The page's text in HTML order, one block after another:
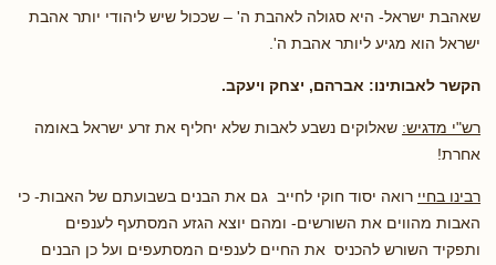
שאהבת ישראל- היא סגולה לאהבת ה' – שככול שיש ליהודי יותר אהבת
ישראל הוא מגיע ליותר אהבת ה'.
הקשר לאבותינו: אברהם, יצחק ויעקב.
רש"י מדגיש: שאלוקים נשבע לאבות שלא יחליף את זרע ישראל באומה
אחרת!
רבינו בחיי רואה יסוד חוקי לחייב גם את הבנים בשבועתם של האבות- כי
האבות מהווים את השורשים- ומהם יוצא הגזע המסתעף לענפים
ותפקיד השורש להכניס את החיים לענפים המסתעפים ועל כן הבנים